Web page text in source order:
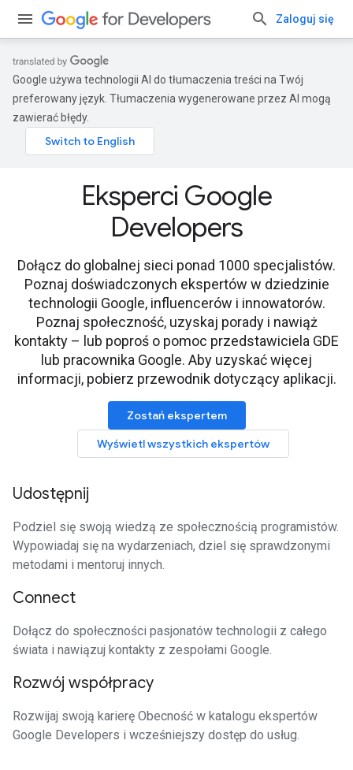
Zaloguj się
Google używa technologii AI do tłumaczenia treści na Twój
preferowany język. Tłumaczenia wygenerowane przez AI mogą
zawierać błędy.
Eksperci Google
Developers
Dołącz do globalnej sieci ponad 1000 specjalistów.
Poznaj doświadczonych ekspertów w dziedzinie
technologii Google, influencerów i innowatorów.
Poznaj społeczność, uzyskaj porady i nawiąż
kontakty – lub poproś o pomoc przedstawiciela GDE
lub pracownika Google. Aby uzyskać więcej
informacji, pobierz przewodnik dotyczący aplikacji.
Zostań ekspertem
Wyświetl wszystkich ekspertów
Udostępnij
Podziel się swoją wiedzą ze społecznością programistów.
Wypowiadaj się na wydarzeniach, dziel się sprawdzonymi
metodami i mentoruj innych.
Connect
Dołącz do społeczności pasjonatów technologii z całego
świata i nawiązuj kontakty z zespołami Google.
Rozwój współpracy
Rozwijaj swoją karierę Obecność w katalogu ekspertów
Google Developers i wcześniejszy dostęp do usług.